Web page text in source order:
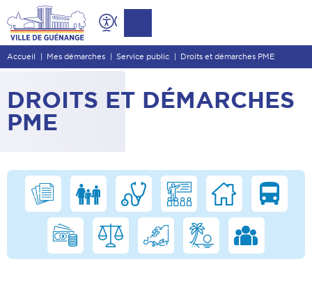
Contenu
Entête de page
Menu principal
Pied de page
Accueil Mes démarches Service public Droits et démarches PME
DROITS ET DÉMARCHES
PME